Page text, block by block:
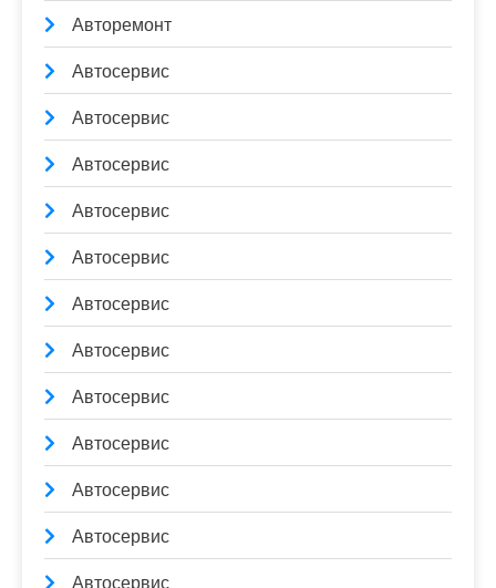
Авторемонт
Автосервис
Автосервис
Автосервис
Автосервис
Автосервис
Автосервис
Автосервис
Автосервис
Автосервис
Автосервис
Автосервис
Автосервис